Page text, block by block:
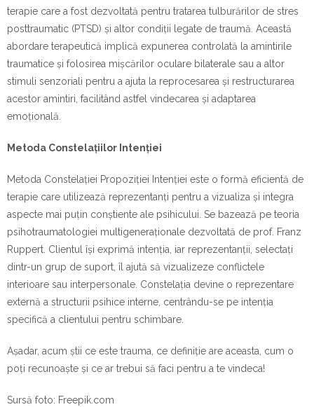
terapie care a fost dezvoltată pentru tratarea tulburărilor de stres
posttraumatic (PTSD) și altor condiții legate de traumă. Această
abordare terapeutică implică expunerea controlată la amintirile
traumatice și folosirea mișcărilor oculare bilaterale sau a altor
stimuli senzoriali pentru a ajuta la reprocesarea și restructurarea
acestor amintiri, facilitând astfel vindecarea și adaptarea
emoțională.
Metoda Constelațiilor Intenției
Metoda Constelației Propoziției Intenției este o formă eficientă de
terapie care utilizează reprezentanți pentru a vizualiza și integra
aspecte mai puțin conștiente ale psihicului. Se bazează pe teoria
psihotraumatologiei multigeneraționale dezvoltată de prof. Franz
Ruppert. Clientul își exprimă intenția, iar reprezentanții, selectați
dintr-un grup de suport, îl ajută să vizualizeze conflictele
interioare sau interpersonale. Constelația devine o reprezentare
externă a structurii psihice interne, centrându-se pe intenția
specifică a clientului pentru schimbare.
Așadar, acum știi ce este trauma, ce definiție are aceasta, cum o
poți recunoaște și ce ar trebui să faci pentru a te vindeca!
Sursă foto: Freepik.com